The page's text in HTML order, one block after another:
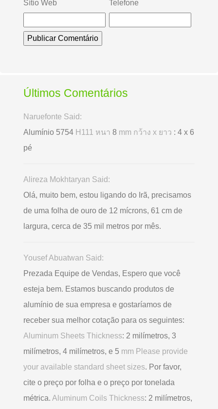
Sítio Web Telefone
Últimos Comentários
Naruefonte Said:
Alumínio 5754 H111 หนา 8 mm กว้าง x ยาว : 4 x 6
pé
Alireza Mokhtaryan Said:
Olá, muito bem, estou ligando do Irã, precisamos
de uma folha de ouro de 12 mícrons, 61 cm de
largura, cerca de 35 mil metros por mês.
Yousef Abuatwan Said:
Prezada Equipe de Vendas, Espero que você
esteja bem. Estamos buscando produtos de
alumínio de sua empresa e gostaríamos de
receber sua melhor cotação para os seguintes:
Aluminum Sheets Thickness: 2 milímetros, 3
milímetros, 4 milímetros, e 5 mm Please provide
your available standard sheet sizes. Por favor,
cite o preço por folha e o preço por tonelada
métrica. Aluminum Coils Thickness: 2 milímetros,